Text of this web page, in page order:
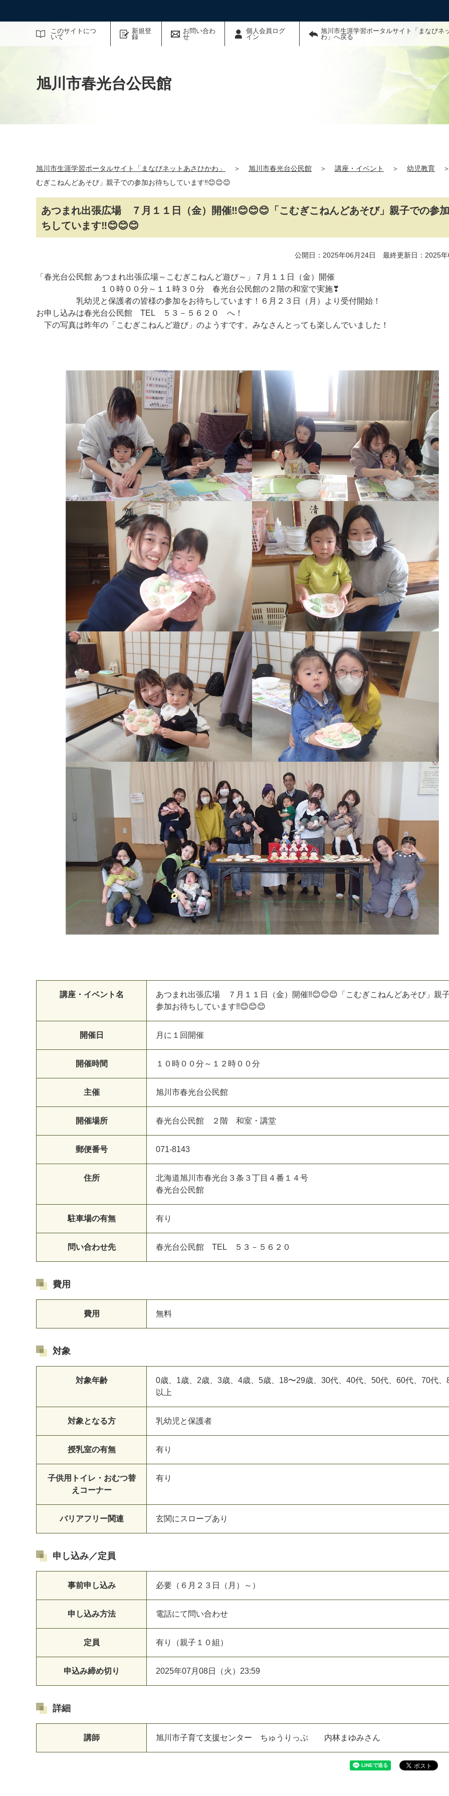
このサイトにつ
いて
新規登
録
お問い合わ
せ
個人会員ログ
イン
旭川市生涯学習ポータルサイト「まなびネ
わ」へ戻る
サイト内検索
旭川市春光台公民館
旭川市生涯学習ポータルサイト「まなびネットあさひかわ」 ＞ 旭川市春光台公民館 ＞ 講座・イベント ＞ 幼児教育
むぎこねんどあそび」親子での参加お待ちしています‼😊😊😊
あつまれ出張広場 ７月１１日（金）開催‼😊😊😊「こむぎこねんどあそび」親子での参
ちしています‼😊😊😊
公開日：2025年06月24日 最終更新日：2025
「春光台公民館 あつまれ出張広場～こむぎこねんど遊び～」７月１１日（金）開催
１０時００分～１１時３０分 春光台公民館の２階の和室で実施❣
乳幼児と保護者の皆様の参加をお待ちしています！６月２３日（月）より受付開始！
お申し込みは春光台公民館 TEL ５３－５６２０ へ！
下の写真は昨年の「こむぎこねんど遊び」のようすです。みなさんとっても楽しんでいました！
講座・イベント名
あつまれ出張広場 ７月１１日（金）開催‼😊😊😊「こむぎこねんどあそび」親
参加お待ちしています‼😊😊😊
開催日 月に１回開催
開催時間 １０時００分～１２時００分
主催 旭川市春光台公民館
開催場所 春光台公民館 ２階 和室・講堂
郵便番号 071-8143
住所
北海道旭川市春光台３条３丁目４番１４号
春光台公民館
駐車場の有無 有り
問い合わせ先 春光台公民館 TEL ５３－５６２０
費用
費用 無料
対象
対象年齢
0歳、1歳、2歳、3歳、4歳、5歳、18〜29歳、30代、40代、50代、60代、70代、
以上
対象となる方 乳幼児と保護者
授乳室の有無 有り
子供用トイレ・おむつ替
えコーナー
有り
バリアフリー関連 玄関にスロープあり
申し込み／定員
事前申し込み 必要（６月２３日（月）～）
申し込み方法 電話にて問い合わせ
定員 有り（親子１０組）
申込み締め切り 2025年07月08日（火）23:59
詳細
講師 旭川市子育て支援センター ちゅうりっぷ 内林まゆみさん